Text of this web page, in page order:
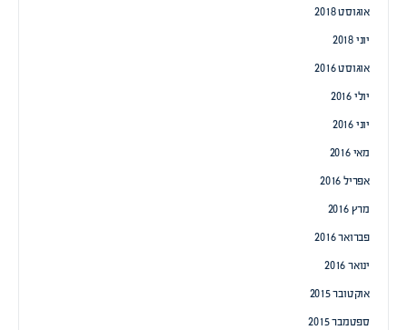
אוגוסט 2018
יוני 2018
אוגוסט 2016
יולי 2016
יוני 2016
מאי 2016
אפריל 2016
מרץ 2016
פברואר 2016
ינואר 2016
אוקטובר 2015
ספטמבר 2015